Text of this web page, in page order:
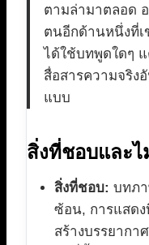
ตามล่ามาตลอด อ
ตนอีกด้านหนึ่งที่เ
ได้ใช้บทพูดใดๆ
สื่อสารความจริง
แบบ
สิ่งที่ชอบและ
สิ่งที่ชอบ: บทภ
ซ้อน, การแสดง
สร้างบรรยากา